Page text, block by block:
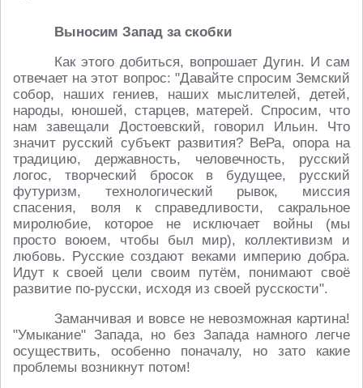
Выносим Запад за скобки
Как этого добиться, вопрошает Дугин. И сам
отвечает на этот вопрос: "Давайте спросим Земский
собор, наших гениев, наших мыслителей, детей,
народы, юношей, старцев, матерей. Спросим, что
нам завещали Достоевский, говорил Ильин. Что
значит русский субъект развития? ВеРа, опора на
традицию, державность, человечность, русский
логос, творческий бросок в будущее, русский
футуризм, технологический рывок, миссия
спасения, воля к справедливости, сакральное
миролюбие, которое не исключает войны (мы
просто воюем, чтобы был мир), коллективизм и
любовь. Русские создают веками империю добра.
Идут к своей цели своим путём, понимают своё
развитие по-русски, исходя из своей русскости".
Заманчивая и вовсе не невозможная картина!
"Умыкание" Запада, но без Запада намного легче
осуществить, особенно поначалу, но зато какие
проблемы возникнут потом!